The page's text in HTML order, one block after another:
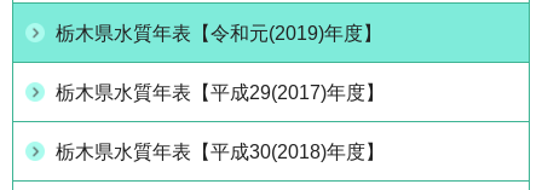
栃木県水質年表【令和元(2019)年度】
栃木県水質年表【平成29(2017)年度】
栃木県水質年表【平成30(2018)年度】